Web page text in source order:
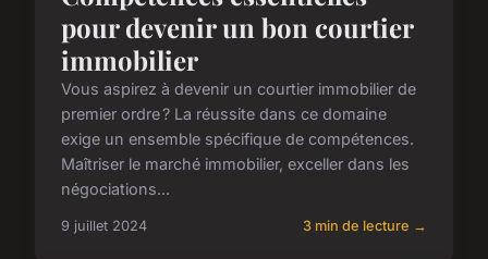
pour devenir un bon courtier
immobilier
Vous aspirez à devenir un courtier immobilier de
premier ordre ? La réussite dans ce domaine
exige un ensemble spécifique de compétences.
Maîtriser le marché immobilier, exceller dans les
négociations...
9 juillet 2024 3 min de lecture →